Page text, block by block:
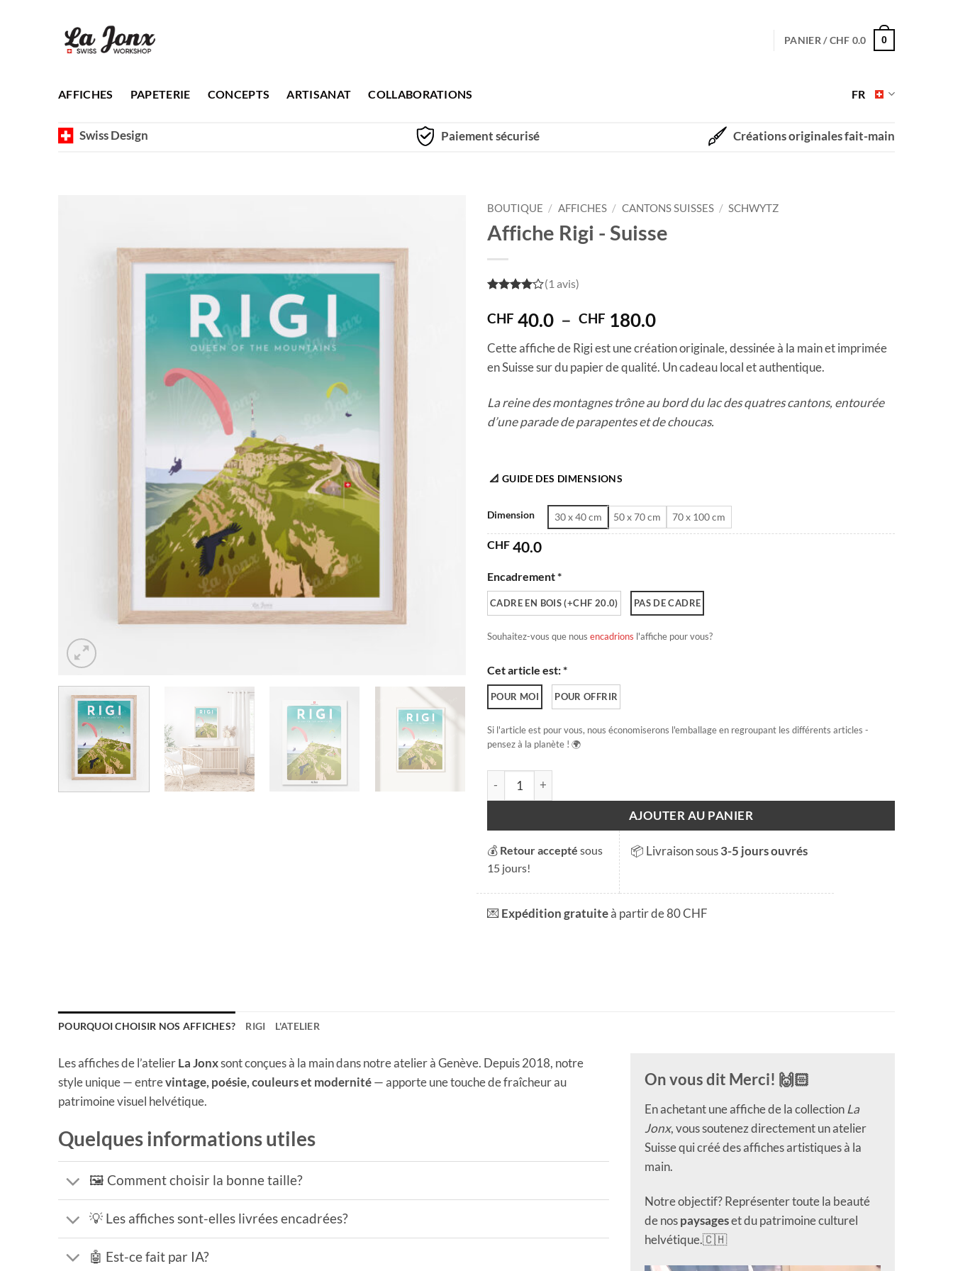
PANIER /CHF 0.0 0
AFFICHES PAPETERIE CONCEPTS ARTISANAT COLLABORATIONS FR
Swiss Design Paiement sécurisé Créations originales fait-main
BOUTIQUE / AFFICHES / CANTONS SUISSES / SCHWYTZ
Affiche Rigi - Suisse
5
(1 avis)
CHF 40.0 – CHF 180.0Plage
prix :
CHF 40.0
CHF 180.0
Cette affiche de Rigi est une création originale, dessinée à la main et imprimée
en Suisse sur du papier de qualité. Un cadeau local et authentique.
La reine des montagnes trône au bord du lac des quatres cantons, entourée
d’une parade de parapentes et de choucas.
📐 GUIDE DES DIMENSIONS
Dimension 30 x 40 cm 50 x 70 cm 70 x 100 cm
CHF 40.0
Encadrement *
CADRE EN BOIS (+CHF 20.0) PAS DE CADRE
Souhaitez-vous que nous encadrions l'affiche pour vous?
Cet article est: *
POUR MOI POUR OFFRIR
Si l'article est pour vous, nous économiserons l'emballage en regroupant les différents articles -
pensez à la planète ! 🌍
quantité de Rigi
AJOUTER AU PANIER
💰 Retour accepté sous
15 jours!
📦 Livraison sous3-5 jours ouvrés
💌Expédition gratuiteà partir de 80 CHF
POURQUOI CHOISIR NOS AFFICHES? RIGI L'ATELIER
Les affiches de l’atelierLa Jonxsont conçues à la main dans notre atelier à Genève. Depuis 2018, notre
style unique — entrevintage, poésie, couleurs et modernité— apporte une touche de fraîcheur au
patrimoine visuel helvétique.
Quelques informations utiles
🖼️ Comment choisir la bonne taille?
💡 Les affiches sont-elles livrées encadrées?
🤖 Est-ce fait par IA?
On vous dit Merci! 🙌🏻
En achetant une affiche de la collection La
Jonx, vous soutenez directement un atelier
Suisse qui créé des affiches artistiques à la
main.
Notre objectif? Représenter toute la beauté
de nospaysageset du patrimoine culturel
helvétique.🇨🇭